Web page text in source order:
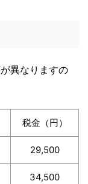
異なりますの
税金（円）
29,500
34,500